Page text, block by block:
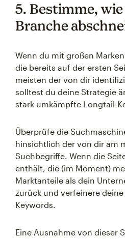
5. Bestimme,
Branche
Wenn du mit großen
die bereits auf der ersten
meisten der von dir
solltest du deine Strategie
stark umkämpfte Longtail-
Überprüfe die
hinsichtlich der von dir am
Suchbegriffe. Wenn die
enthält, die (im Moment)
Marktanteile als dein
zurück und verfeinere
Keywords.
Eine Ausnahme von dieser